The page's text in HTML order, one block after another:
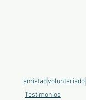
amistadvoluntariado
Testimonios